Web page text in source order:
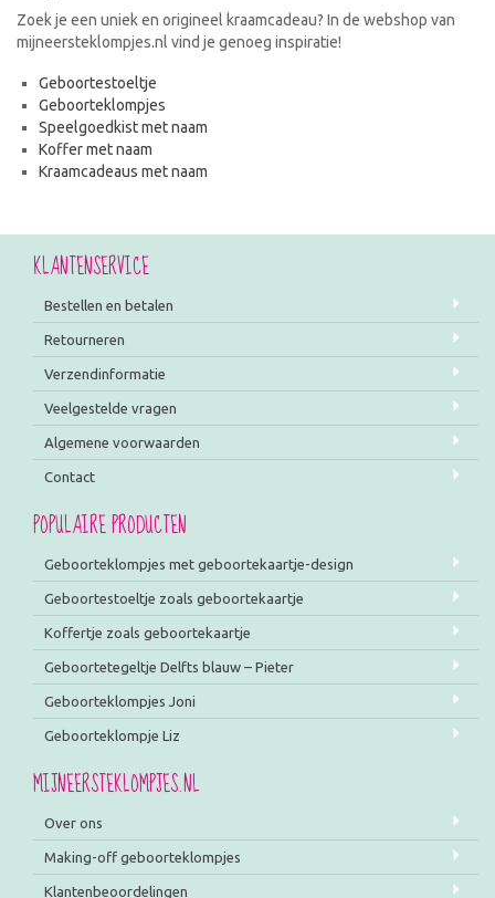
Zoek je een uniek en origineel kraamcadeau? In de webshop van
mijneersteklompjes.nl vind je genoeg inspiratie!
Geboortestoeltje
Geboorteklompjes
Speelgoedkist met naam
Koffer met naam
Kraamcadeaus met naam
KLANTENSERVICE
Bestellen en betalen
Retourneren
Verzendinformatie
Veelgestelde vragen
Algemene voorwaarden
Contact
POPULAIRE PRODUCTEN
Geboorteklompjes met geboortekaartje-design
Geboortestoeltje zoals geboortekaartje
Koffertje zoals geboortekaartje
Geboortetegeltje Delfts blauw – Pieter
Geboorteklompjes Joni
Geboorteklompje Liz
MIJNEERSTEKLOMPJES.NL
Over ons
Making-off geboorteklompjes
Klantenbeoordelingen